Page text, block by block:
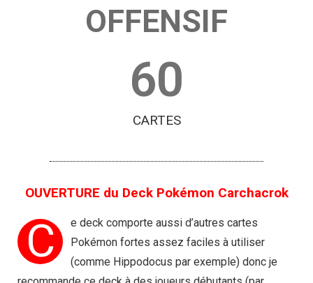
OFFENSIF
60
CARTES
OUVERTURE du Deck Pokémon Carchacrok
C
e deck comporte aussi d’autres cartes
Pokémon fortes assez faciles à utiliser
(comme Hippodocus par exemple) donc je